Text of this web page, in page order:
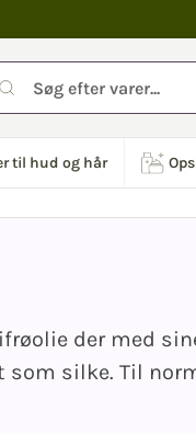
til hud og hår
der med
som silke. Til